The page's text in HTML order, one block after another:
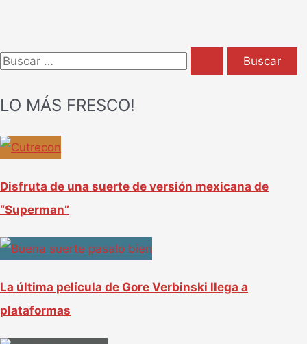
B
r
LO MÁS FRESCO!
Disfruta de una suerte de versión mexicana de
“Superman”
La última película de Gore Verbinski llega a
plataformas